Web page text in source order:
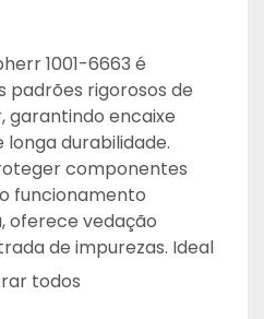
1001-6663 é
padrões rigorosos de
garantindo encaixe
durabilidade.
componentes
funcionamento
oferece vedação
de impurezas. Ideal
Liebherr,
todos